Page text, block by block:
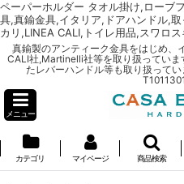
ペーパーホルダー タオル掛け,ローブ
具,真鍮金具,イタリア,ドアハンドル,
カリ,LINEA CALI,トイレ用品,スワロ
真鍮製のアンティーク金具をはじめ、
CALI社,Martinelli社等を取り扱ってい
たレバーハンドル等も取り扱っ
メニュー
カテゴリ マイページ 商品検索